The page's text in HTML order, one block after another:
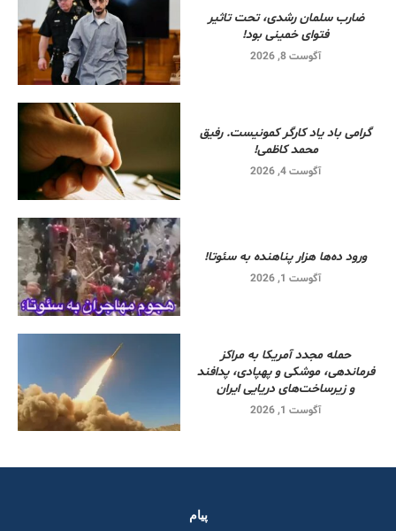
ضارب سلمان رشدی، تحت تاثیر
فتوای خمینی بود!
آگوست 8, 2026
گرامی باد یاد کارگر کمونیست. رفیق
محمد کاظمی!
آگوست 4, 2026
ورود ده‌ها هزار پناهنده به سئوتا!
آگوست 1, 2026
حمله مجدد آمریکا به مراکز
فرماندهی، موشکی و پهپادی، پدافند
و زیرساخت‌های دریایی ایران
آگوست 1, 2026
پیام